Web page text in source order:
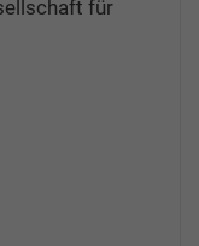
für